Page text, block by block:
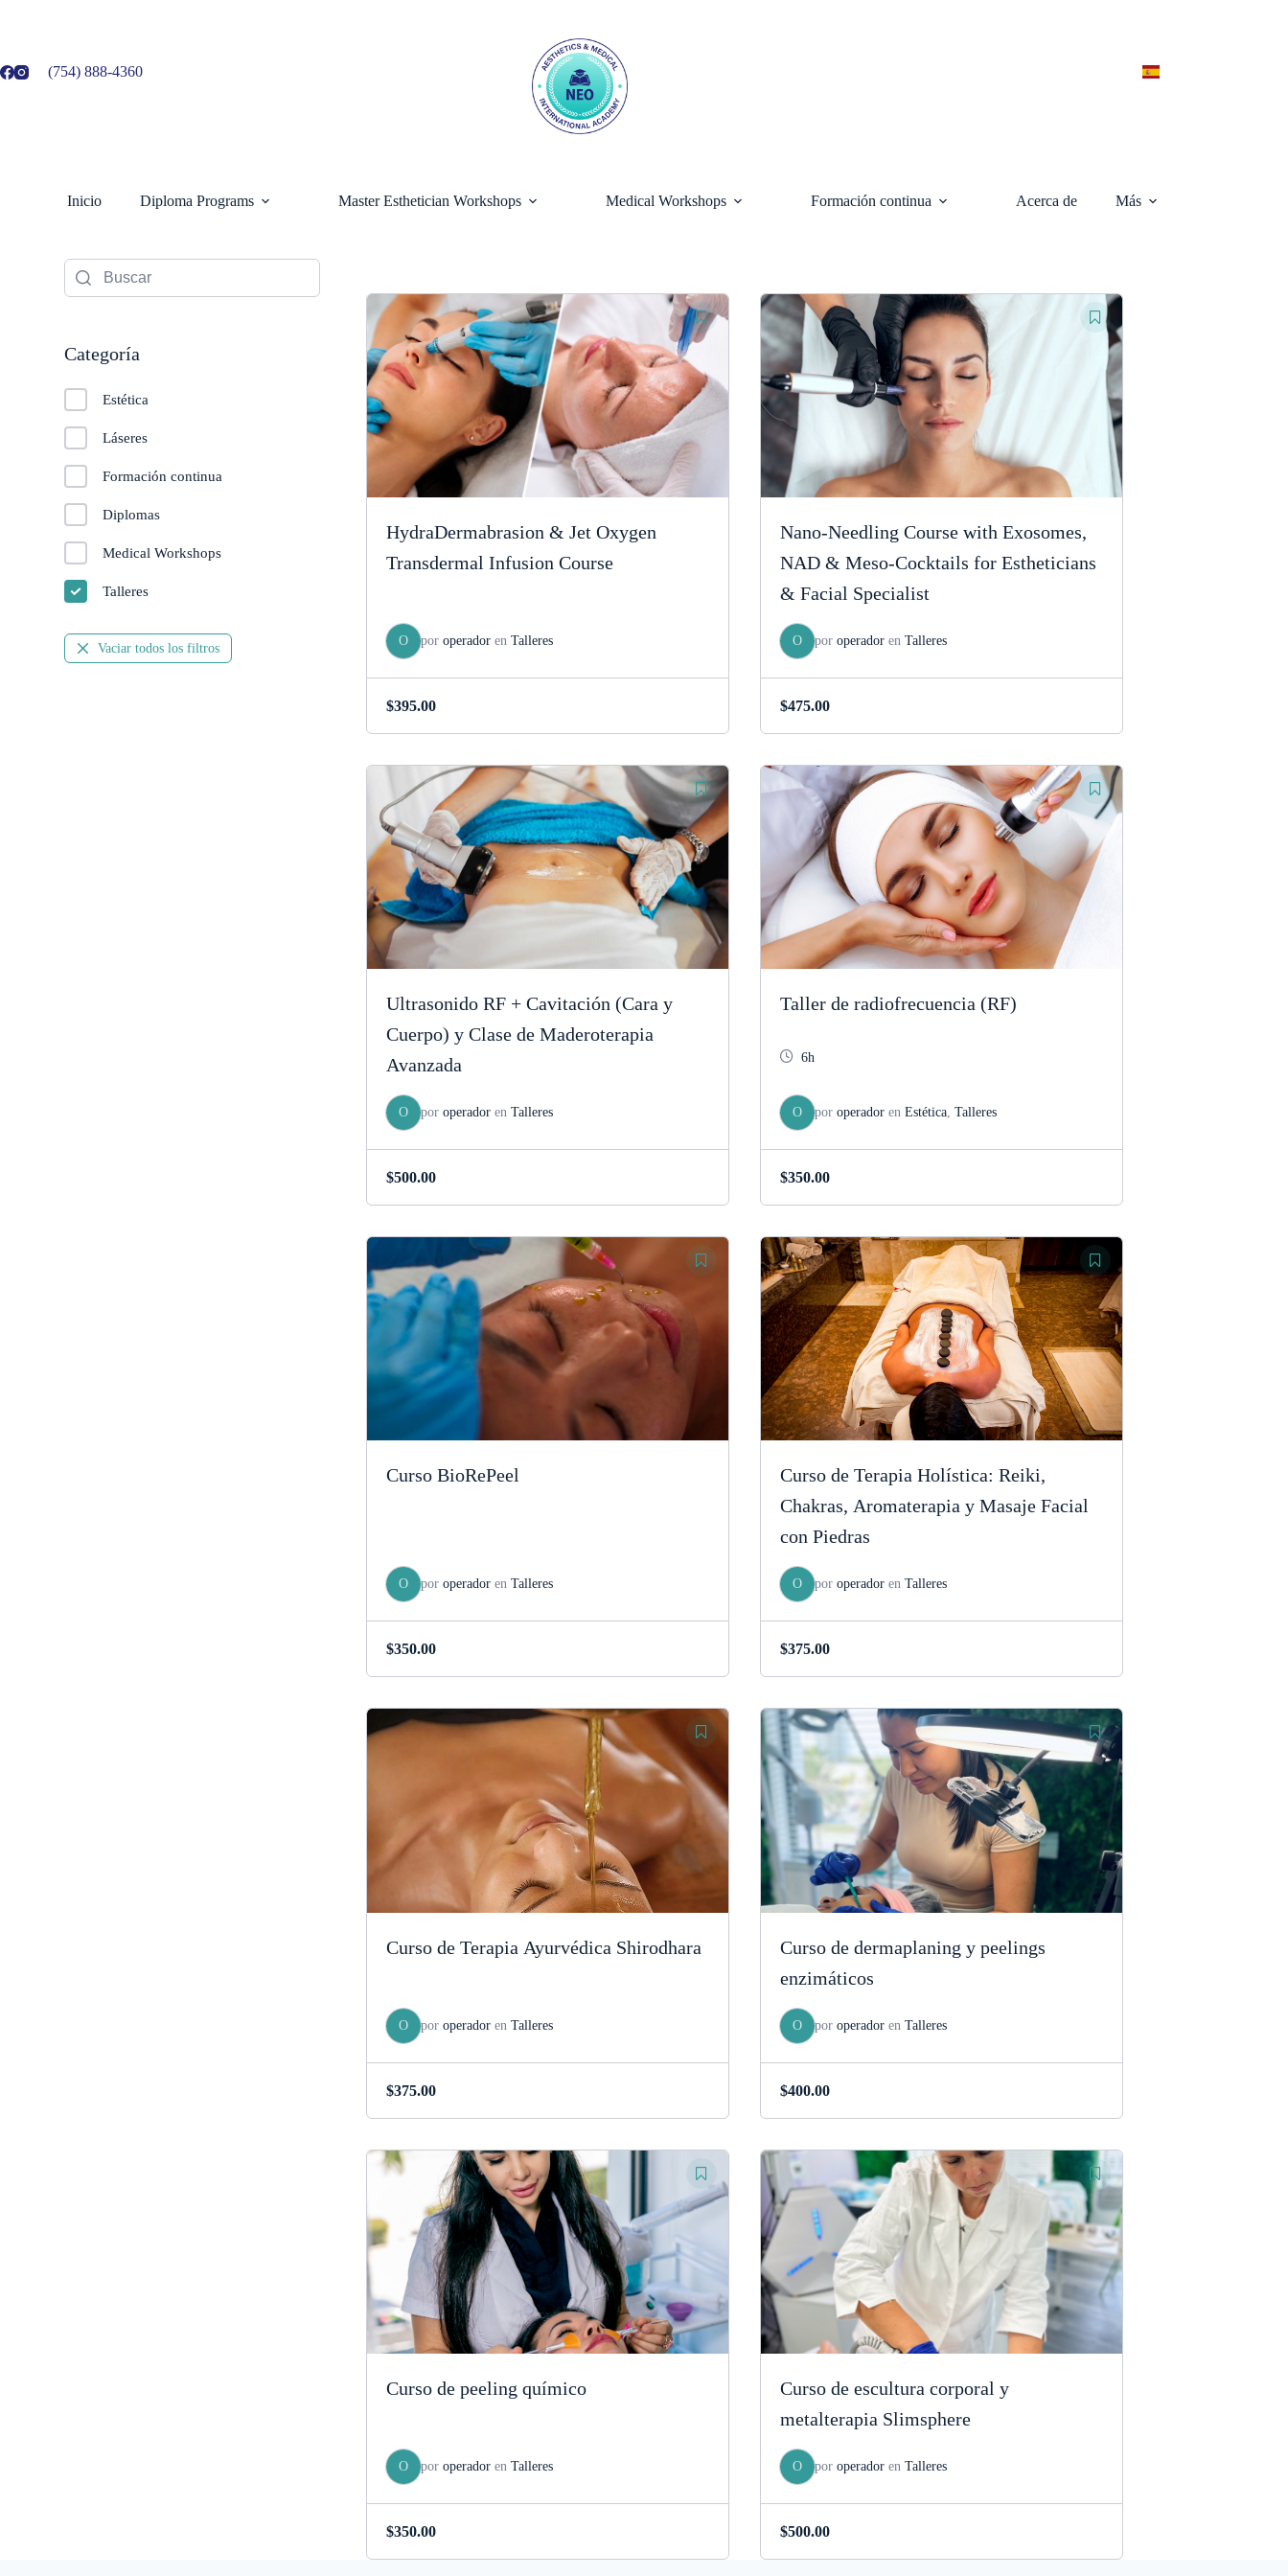
(754) 888-4360
Inicio Diploma Programs Master Esthetician Workshops Medical Workshops Formación continua Acerca de Más
Categoría
Estética
Láseres
Formación continua
Diplomas
Medical Workshops
Talleres
Vaciar todos los filtros
HydraDermabrasion & Jet Oxygen
Transdermal Infusion Course
O por operadoren Talleres
$395.00
Nano-Needling Course with Exosomes,
NAD & Meso-Cocktails for Estheticians
& Facial Specialist
O por operadoren Talleres
$475.00
Ultrasonido RF + Cavitación (Cara y
Cuerpo) y Clase de Maderoterapia
Avanzada
O por operadoren Talleres
$500.00
Taller de radiofrecuencia (RF)
6h
O por operadoren Estética, Talleres
$350.00
Curso BioRePeel
O por operadoren Talleres
$350.00
Curso de Terapia Holística: Reiki,
Chakras, Aromaterapia y Masaje Facial
con Piedras
O por operadoren Talleres
$375.00
Curso de Terapia Ayurvédica Shirodhara
O por operadoren Talleres
$375.00
Curso de dermaplaning y peelings
enzimáticos
O por operadoren Talleres
$400.00
Curso de peeling químico
O por operadoren Talleres
$350.00
Curso de escultura corporal y
metalterapia Slimsphere
O por operadoren Talleres
$500.00